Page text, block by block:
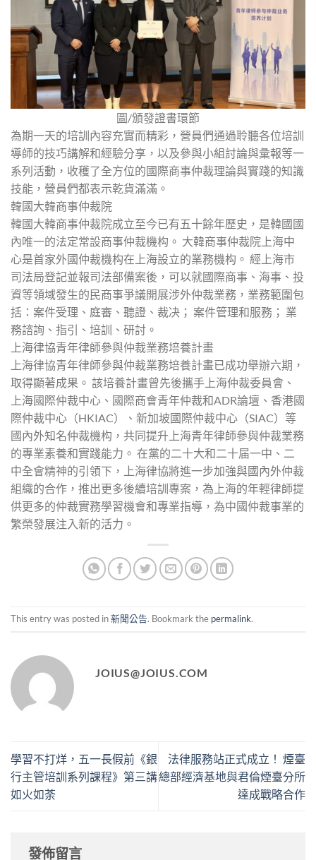
圖/頒發證書環節
為期一天的培訓內容充實而精彩，營員們通過聆聽各位培訓
導師的技巧講解和經驗分享，以及參與小組討論與彙報等一
系列活動，收穫了全方位的國際商事仲裁理論與實踐的知識
技能，營員們都表示乾貨滿滿。
韓國大韓商事仲裁院
韓國大韓商事仲裁院成立至今已有五十餘年歷史，是韓國國
內唯一的法定常設商事仲裁機构。 大韓商事仲裁院上海中
心是首家外國仲裁機构在上海設立的業務機构。 經上海市
司法局登記並報司法部備案後，可以就國際商事、海事、投
資等領域發生的民商事爭議開展涉外仲裁業務，業務範圍包
括：案件受理、庭審、聽證、裁决； 案件管理和服務； 業
務諮詢、指引、培訓、研討。
上海律協青年律師參與仲裁業務培養計畫
上海律協青年律師參與仲裁業務培養計畫已成功舉辦六期，
取得顯著成果。 該培養計畫曾先後攜手上海仲裁委員會、
上海國際仲裁中心、國際商會青年仲裁和ADR論壇、香港國
際仲裁中心（HKIAC）、新加坡國際仲裁中心（SIAC）等
國內外知名仲裁機构，共同提升上海青年律師參與仲裁業務
的專業素養和實踐能力。 在黨的二十大和二十届一中、二
中全會精神的引領下，上海律協將進一步加強與國內外仲裁
組織的合作，推出更多後續培訓專案，為上海的年輕律師提
供更多的仲裁實務學習機會和專業指導，為中國仲裁事業的
繁榮發展注入新的活力。
This entry was posted in新聞公告. Bookmark the permalink.
JOIUS@JOIUS.COM
學習不打烊，五一長假前《銀
行主管培訓系列課程》第三講
如火如荼
法律服務站正式成立！ 煙臺
總部經濟基地與君倫煙臺分所
達成戰略合作
發佈留言